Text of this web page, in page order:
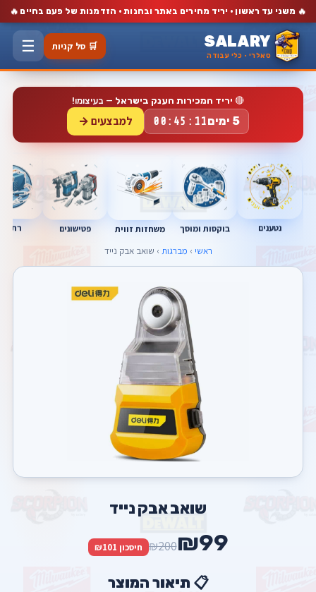
🔥 משני עד ראשון · יריד מחירים באתר ובחנות · הזדמנות של פעם בחיים🔥
SALARY
סאלרי · כלי עבודה
🛒 סל קניות ☰
🔴 יריד המכירות הענק בישראל — בעיצומו!
5 ימים 00:45:11 למבצעים →
נטענים בוקסות ומוסך משחזות זווית פטישונים
ראשי › מברגות › שואב אבק נייד
שואב אבק נייד
₪99
₪200 חיסכון ₪101
📋 תיאור המוצר